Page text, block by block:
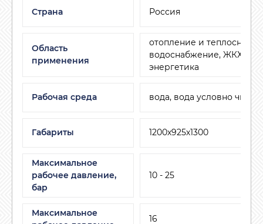
Страна Россия
Область
применения
отопление и
водоснабжение, ЖКХ,
энергетика
Рабочая среда вода, вода условно чистая
Габариты 1200х925х1300
Максимальное
рабочее давление,
бар
10 - 25
Максимальное
16